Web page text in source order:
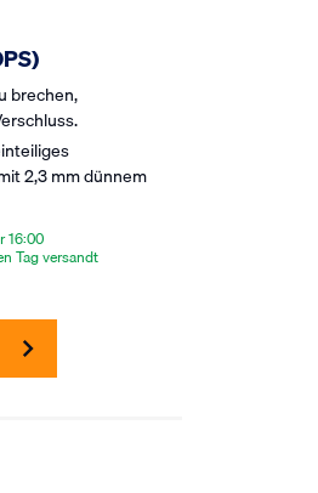
brechen,
2,3 mm dünnem
16:00
Tag versandt